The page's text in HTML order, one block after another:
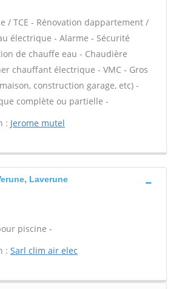
/ TCE - Rénovation dappartement /
électrique - Alarme - Sécurité
de chauffe eau - Chaudière
chauffant électrique - VMC - Gros
construction garage, etc) -
complète ou partielle -
: Jerome mutel
Laverune
piscine -
: Sarl clim air elec